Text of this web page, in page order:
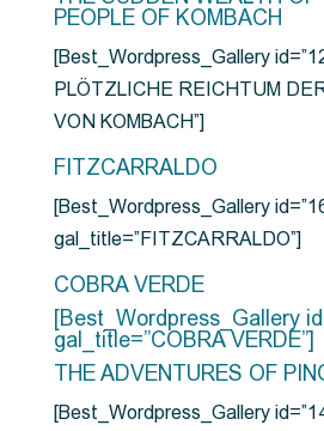
PEOPLE OF KOMBACH
[Best_Wordpress_Gallery
PLÖTZLICHE REICHTUM
VON KOMBACH”]
FITZCARRALDO
[Best_Wordpress_Gallery
gal_title=”FITZCARRALDO”]
COBRA VERDE
[Best_Wordpress_Gallery
gal_title=”COBRA VERDE”]
THE ADVENTURES OF
[Best_Wordpress_Gallery